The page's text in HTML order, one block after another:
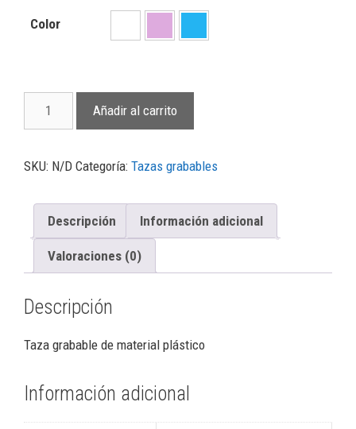
Color
Añadir al carrito
SKU: N/D Categoría: Tazas grabables
Descripción Información adicional
Valoraciones (0)
Descripción
Taza grabable de material plástico
Información adicional